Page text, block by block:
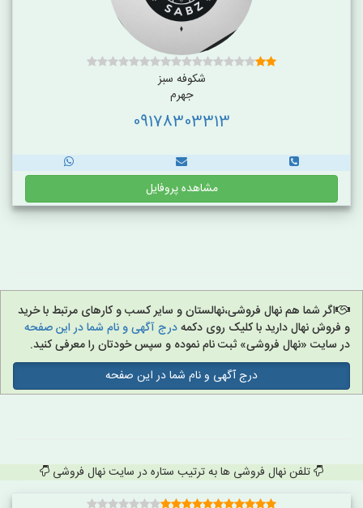
شکوفه سبز
جهرم
09178303313
مشاهده پروفایل
اگر شما هم نهال فروشی،نهالستان و سایر کسب و کارهای مرتبط با خرید
و فروش نهال دارید با کلیک روی دکمهدرج آگهی و نام شما در این صفحه
در سایت «نهال فروشی» ثبت نام نموده و سپس خودتان را معرفی کنید.
درج آگهی و نام شما در این صفحه
تلفن نهال فروشی ها به ترتیب ستاره در سایت نهال فروشی